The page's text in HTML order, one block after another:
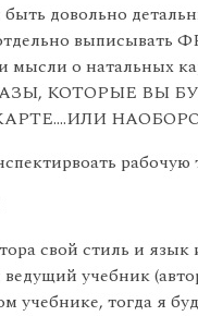
довольно
отдельно
мысли о натальных
КОТОРЫЕ ВЫ
свой стиль и
учебник
учебнике, тогда я